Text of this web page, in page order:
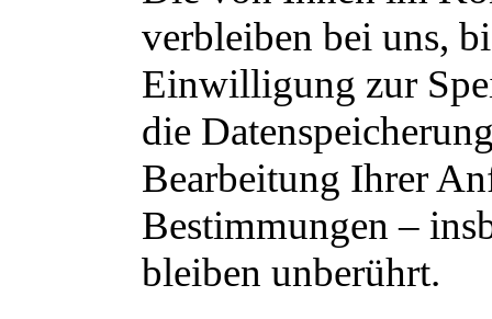
verbleiben bei uns,
Einwilligung zur
die
Bearbeitung Ihrer
Bestimmungen –
bleiben unberührt.